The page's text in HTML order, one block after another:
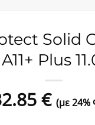
Solid
Plus
€ (με